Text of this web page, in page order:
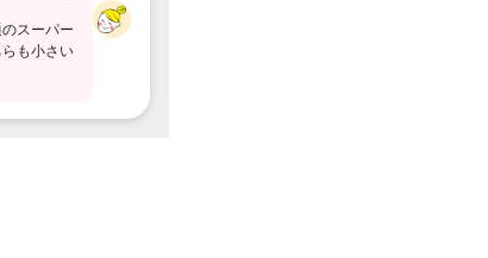
スーパー
も小さい